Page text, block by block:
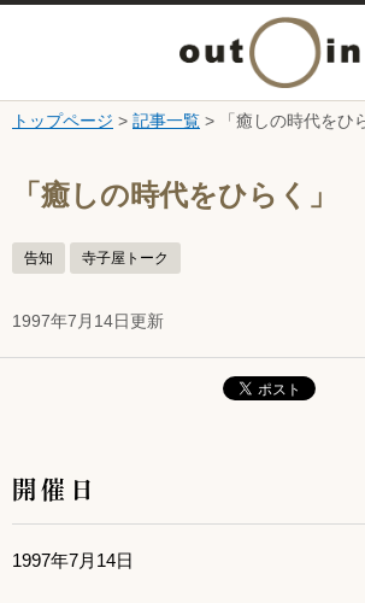
本文へ
ニ
ュ
ー
を
開
トップページ > 記事一覧 > 「癒しの時代をひ
「癒しの時代をひらく」
告知 寺子屋トーク
1997年7月14日更新
開催日
1997年7月14日